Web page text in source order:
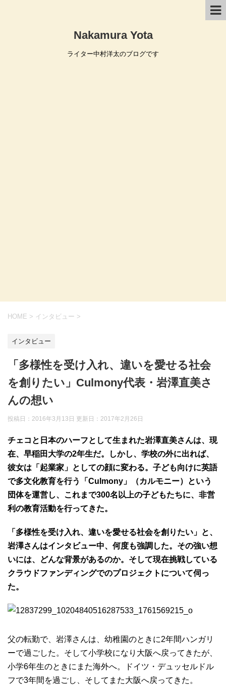
Nakamura Yota
ライター中村洋太のブログです
HOME > インタビュー >
インタビュー
「多様性を受け入れ、違いを愛せる社会
を創りたい」Culmony代表・岩澤直美さ
んの想い
投稿日：2016年3月13日 更新日： 2017年2月26日
チェコと日本のハーフとして生まれた岩澤直美さんは、現
在、早稲田大学の2年生だ。しかし、学校の外に出れば、
彼女は「起業家」としての顔に変わる。子ども向けに英語
で多文化教育を行う「Culmony」（カルモニー）という
団体を運営し、これまで300名以上の子どもたちに、非営
利の教育活動を行ってきた。
「多様性を受け入れ、違いを愛せる社会を創りたい」と、
岩澤さんはインタビュー中、何度も強調した。その強い想
いには、どんな背景があるのか。そして現在挑戦している
クラウドファンディングでのプロジェクトについて伺っ
た。
父の転勤で、岩澤さんは、幼稚園のときに2年間ハンガリ
ーで過ごした。そして小学校になり大阪へ戻ってきたが、
小学6年生のときにまた海外へ。ドイツ・デュッセルドル
フで3年間を過ごし、そしてまた大阪へ戻ってきた。